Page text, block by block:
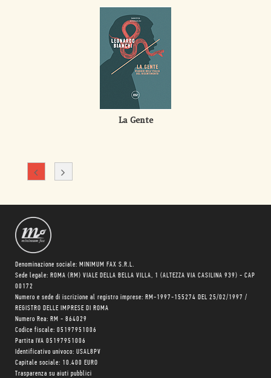
La Gente
Denominazione sociale: MINIMUM FAX S.R.L.
Sede legale: ROMA (RM) VIALE DELLA BELLA VILLA, 1 (ALTEZZA VIA CASILINA 939) - CAP
00172
Numero e sede di iscrizione al registro imprese: RM-1997-155274 DEL 25/02/1997 /
REGISTRO DELLE IMPRESE DI ROMA
Numero Rea: RM - 864029
Codice fiscale: 05197951006
Partita IVA 05197951006
Identificativo univoco: USAL8PV
Capitale sociale: 10.400 EURO
Trasparenza su aiuti pubblici